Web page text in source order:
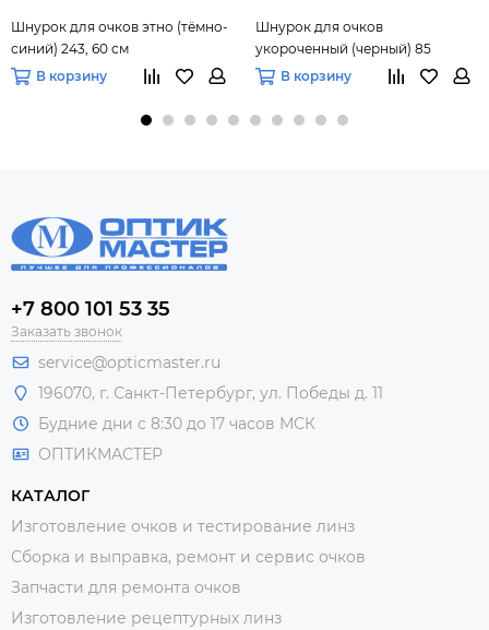
Шнурок для очков этно (тёмно-
синий) 243, 60 см
В корзину
Шнурок для очков
укороченный (черный) 85
В корзину
+7 800 101 53 35
Заказать звонок
service@opticmaster.ru
196070, г. Санкт-Петербург, ул. Победы д. 11
Будние дни с 8:30 до 17 часов МСК
ОПТИКМАСТЕР
КАТАЛОГ
Изготовление очков и тестирование линз
Сборка и выправка, ремонт и сервис очков
Запчасти для ремонта очков
Изготовление рецептурных линз